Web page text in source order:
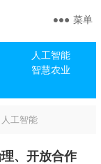
人工智能
智慧农业
菜单
人工智能
、开放合作